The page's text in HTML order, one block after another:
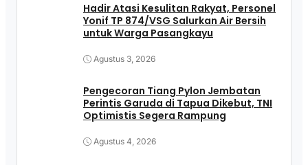
Hadir Atasi Kesulitan Rakyat, Personel
Yonif TP 874/VSG Salurkan Air Bersih
untuk Warga Pasangkayu
Agustus 3, 2026
Pengecoran Tiang Pylon Jembatan
Perintis Garuda di Tapua Dikebut, TNI
Optimistis Segera Rampung
Agustus 4, 2026